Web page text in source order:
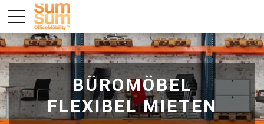
BÜROMÖBEL
FLEXIBEL MIETEN